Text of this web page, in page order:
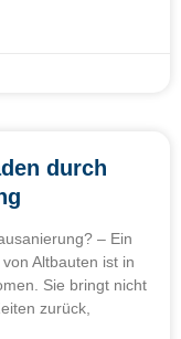
durch
– Ein
Altbauten ist in
Sie bringt nicht
zurück,